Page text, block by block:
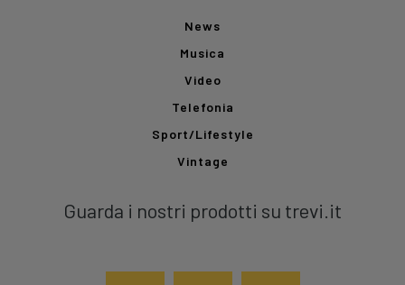
News
Musica
Video
Telefonia
Sport/Lifestyle
Vintage
Guarda i nostri prodotti su trevi.it